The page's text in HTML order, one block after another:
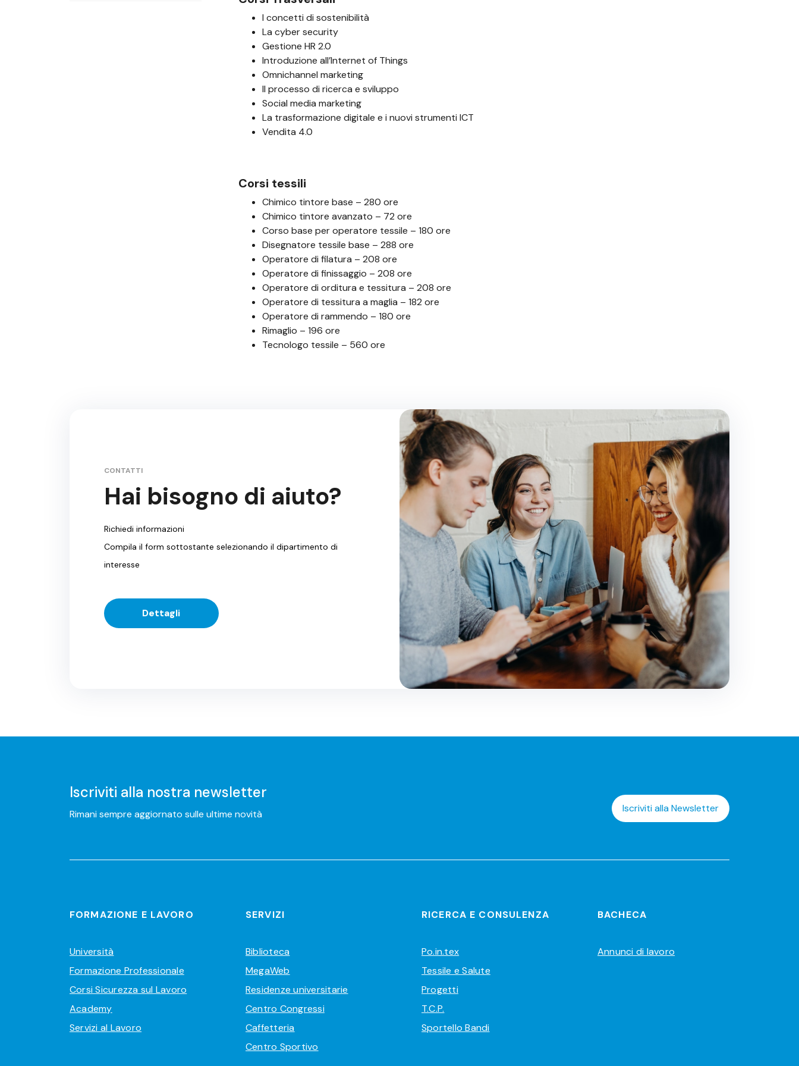
I concetti di sostenibilità
La cyber security
Gestione HR 2.0
Introduzione all’Internet of Things
Omnichannel marketing
Il processo di ricerca e sviluppo
Social media marketing
La trasformazione digitale e i nuovi strumenti ICT
Vendita 4.0
Corsi tessili
Chimico tintore base – 280 ore
Chimico tintore avanzato – 72 ore
Corso base per operatore tessile – 180 ore
Disegnatore tessile base – 288 ore
Operatore di filatura – 208 ore
Operatore di finissaggio – 208 ore
Operatore di orditura e tessitura – 208 ore
Operatore di tessitura a maglia – 182 ore
Operatore di rammendo – 180 ore
Rimaglio – 196 ore
Tecnologo tessile – 560 ore
CONTATTI
Hai bisogno di aiuto?
Richiedi informazioni
Compila il form sottostante selezionando il dipartimento di
interesse
Dettagli
Iscriviti alla nostra newsletter
Rimani sempre aggiornato sulle ultime novità Iscriviti alla Newsletter
FORMAZIONE E LAVORO
Università
Formazione Professionale
Corsi Sicurezza sul Lavoro
Academy
Servizi al Lavoro
SERVIZI
Biblioteca
MegaWeb
Residenze universitarie
Centro Congressi
Caffetteria
Centro Sportivo
RICERCA E CONSULENZA
Po.in.tex
Tessile e Salute
Progetti
T.C.P.
Sportello Bandi
BACHECA
Annunci di lavoro